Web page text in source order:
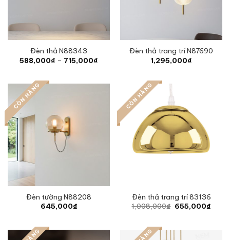
Đèn thả N88343
588,000₫ – 715,000₫
715,000₫
Đèn thả trang trí N87690
1,295,000₫
CÒN HÀNG
Đèn tường N88208
645,000₫
CÒN HÀNG
Đèn thả trang trí 83136
1,008,000₫ Original
price
655,000₫